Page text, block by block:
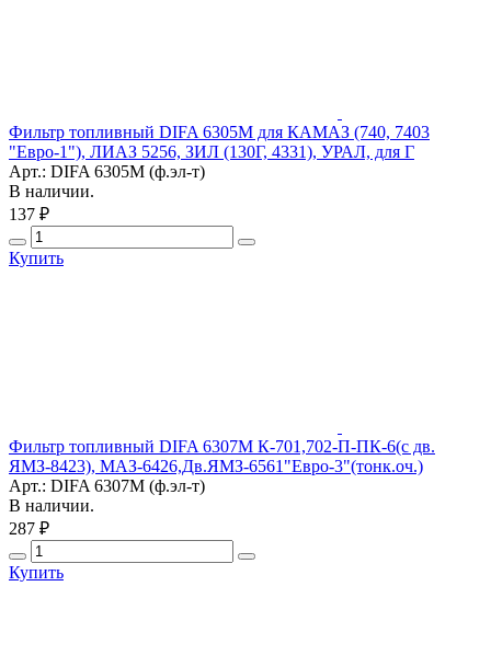
Фильтр топливный DIFA 6305M для КАМАЗ (740, 7403
"Евро-1"), ЛИАЗ 5256, ЗИЛ (130Г, 4331), УРАЛ, для Г
Арт.: DIFA 6305M (ф.эл-т)
В наличии.
137 ₽
Купить
Фильтр топливный DIFA 6307М К-701,702-П-ПК-6(с дв.
ЯМЗ-8423), МАЗ-6426,Дв.ЯМЗ-6561"Евро-3"(тонк.оч.)
Арт.: DIFA 6307М (ф.эл-т)
В наличии.
287 ₽
Купить